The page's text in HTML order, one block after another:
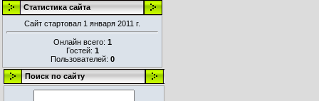
Статистика сайта
Сайт стартовал 1 января 2011 г.
Онлайн всего: 1
Гостей: 1
Пользователей: 0
Поиск по сайту